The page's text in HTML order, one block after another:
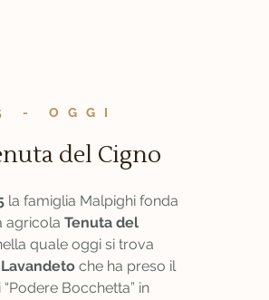
- OGGI
del Cigno
la famiglia Malpighi fonda
agricola Tenuta del
quale oggi si trova
Lavandeto che ha preso il
Bocchetta” in